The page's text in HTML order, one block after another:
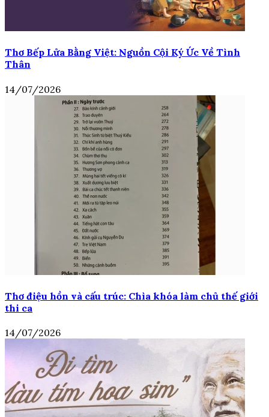
Thơ Bếp Lửa Bằng Việt: Nguồn Cội Ký Ức Về Tình
Thân
14/07/2026
Thơ điệu hồn và cấu trúc: Chìa khóa làm chủ thế giới
thi ca
14/07/2026